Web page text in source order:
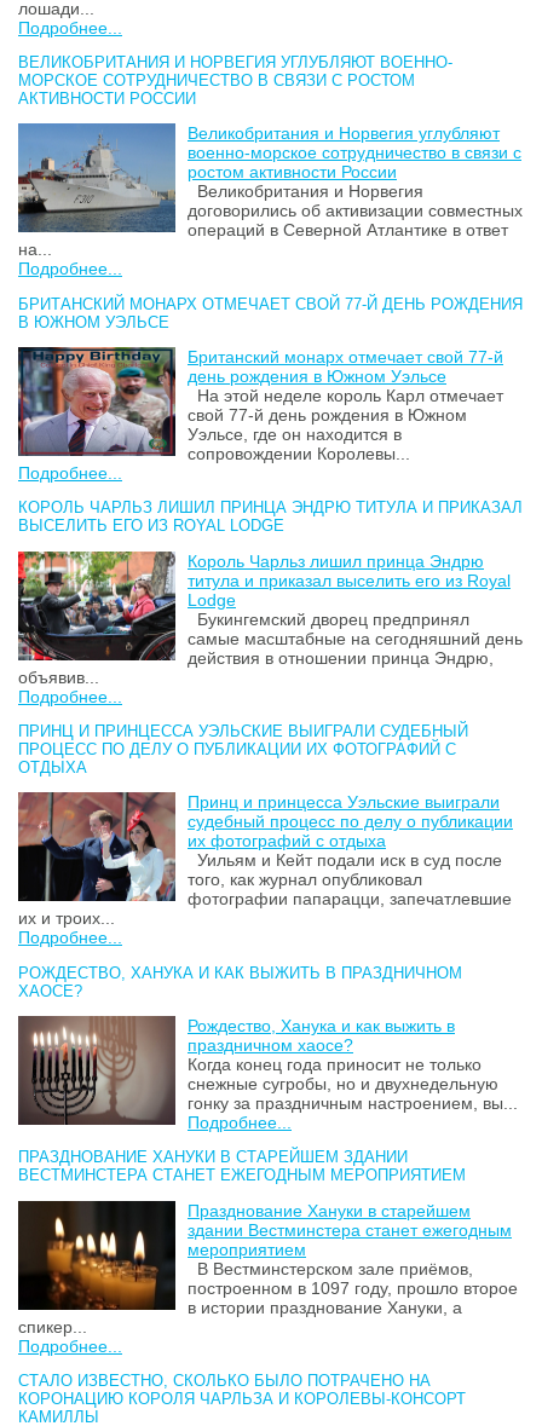
лошади...
Подробнее...
ВЕЛИКОБРИТАНИЯ И НОРВЕГИЯ УГЛУБЛЯЮТ ВОЕННО-
МОРСКОЕ СОТРУДНИЧЕСТВО В СВЯЗИ С РОСТОМ
АКТИВНОСТИ РОССИИ
Великобритания и Норвегия углубляют
военно-морское сотрудничество в связи с
ростом активности России
Великобритания и Норвегия
договорились об активизации совместных
операций в Северной Атлантике в ответ
на...
Подробнее...
БРИТАНСКИЙ МОНАРХ ОТМЕЧАЕТ СВОЙ 77-Й ДЕНЬ РОЖДЕНИЯ
В ЮЖНОМ УЭЛЬСЕ
Британский монарх отмечает свой 77-й
день рождения в Южном Уэльсе
На этой неделе король Карл отмечает
свой 77-й день рождения в Южном
Уэльсе, где он находится в
сопровождении Королевы...
Подробнее...
КОРОЛЬ ЧАРЛЬЗ ЛИШИЛ ПРИНЦА ЭНДРЮ ТИТУЛА И ПРИКАЗАЛ
ВЫСЕЛИТЬ ЕГО ИЗ ROYAL LODGE
Король Чарльз лишил принца Эндрю
титула и приказал выселить его из Royal
Lodge
Букингемский дворец предпринял
самые масштабные на сегодняшний день
действия в отношении принца Эндрю,
объявив...
Подробнее...
ПРИНЦ И ПРИНЦЕССА УЭЛЬСКИЕ ВЫИГРАЛИ СУДЕБНЫЙ
ПРОЦЕСС ПО ДЕЛУ О ПУБЛИКАЦИИ ИХ ФОТОГРАФИЙ С
ОТДЫХА
Принц и принцесса Уэльские выиграли
судебный процесс по делу о публикации
их фотографий с отдыха
Уильям и Кейт подали иск в суд после
того, как журнал опубликовал
фотографии папарацци, запечатлевшие
их и троих...
Подробнее...
РОЖДЕСТВО, ХАНУКА И КАК ВЫЖИТЬ В ПРАЗДНИЧНОМ
ХАОСЕ?
Рождество, Ханука и как выжить в
праздничном хаосе?
Когда конец года приносит не только
снежные сугробы, но и двухнедельную
гонку за праздничным настроением, вы...
Подробнее...
ПРАЗДНОВАНИЕ ХАНУКИ В СТАРЕЙШЕМ ЗДАНИИ
ВЕСТМИНСТЕРА СТАНЕТ ЕЖЕГОДНЫМ МЕРОПРИЯТИЕМ
Празднование Хануки в старейшем
здании Вестминстера станет ежегодным
мероприятием
В Вестминстерском зале приёмов,
построенном в 1097 году, прошло второе
в истории празднование Хануки, а
спикер...
Подробнее...
СТАЛО ИЗВЕСТНО, СКОЛЬКО БЫЛО ПОТРАЧЕНО НА
КОРОНАЦИЮ КОРОЛЯ ЧАРЛЬЗА И КОРОЛЕВЫ-КОНСОРТ
КАМИЛЛЫ